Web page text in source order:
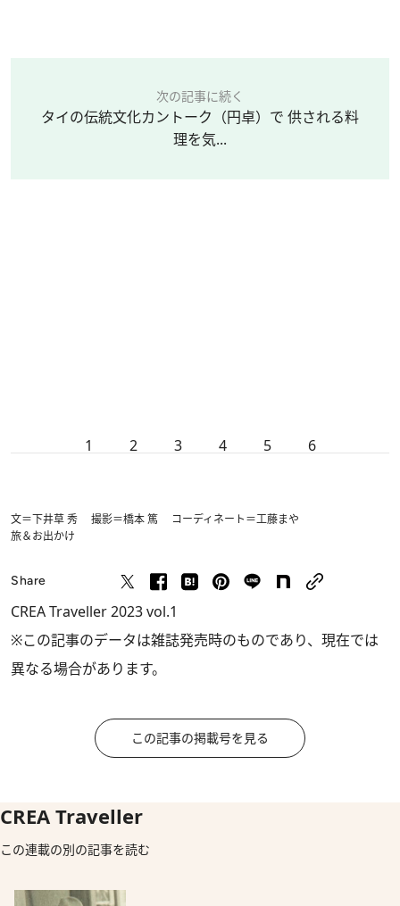
次の記事に続く
タイの伝統文化カントーク（円卓）で 供される料
理を気...
1 2 3 4 5 6
文＝下井草 秀 撮影＝橋本 篤 コーディネート＝工藤まや
旅＆お出かけ
Share
CREA Traveller 2023 vol.1
※この記事のデータは雑誌発売時のものであり、現在では
異なる場合があります。
この記事の掲載号を見る
CREA Traveller
この連載の別の記事を読む